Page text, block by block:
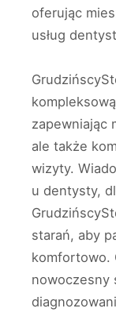
oferując
usług
zapewniając
ale także
wizyty.
u dentysty,
starań, aby
komfortowo.
nowoczesny